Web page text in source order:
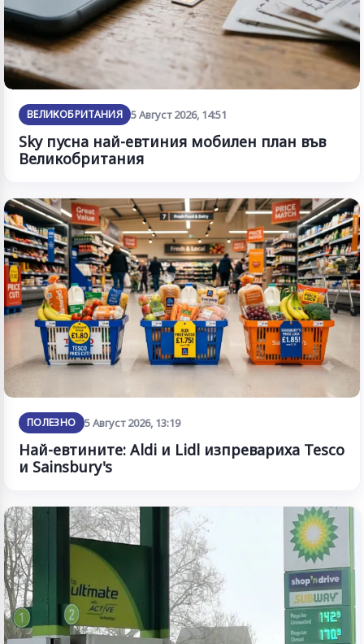
ВЕЛИКОБРИТАНИЯ 5 Август 2026, 14:51
Sky пусна най-евтиния мобилен план във
Великобритания
ПОЛЕЗНО 5 Август 2026, 13:19
Най-евтините: Aldi и Lidl изпревариха Tesco
и Sainsbury's